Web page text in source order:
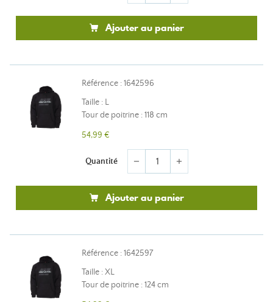
Ajouter au panier
Référence : 1642596
Taille : L
Tour de poitrine : 118 cm
54,99 €
Quantité remove add
Ajouter au panier
Référence : 1642597
Taille : XL
Tour de poitrine : 124 cm